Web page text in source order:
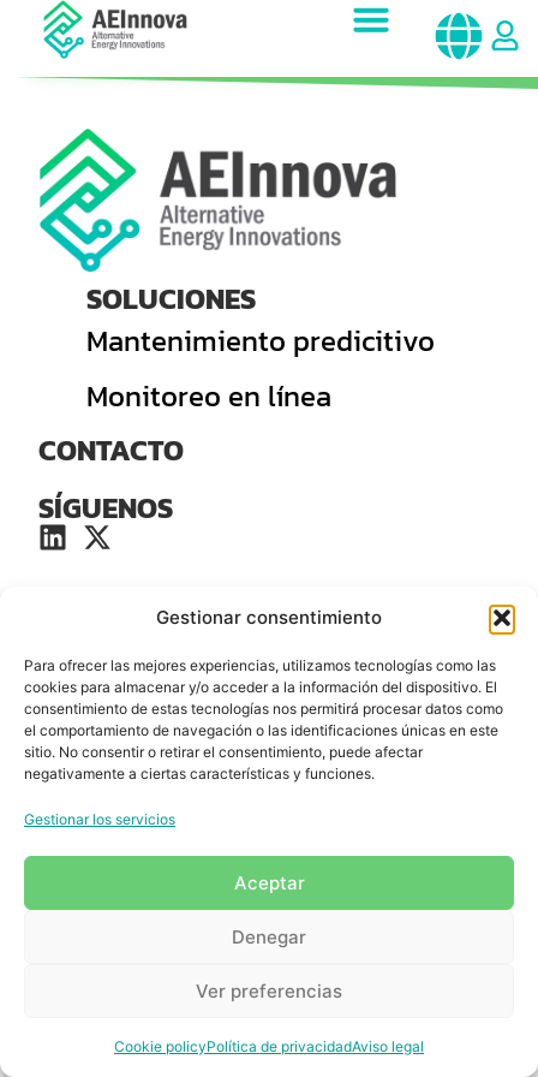
Gestionar consentimiento
Para ofrecer las mejores experiencias, utilizamos tecnologías como las
cookies para almacenar y/o acceder a la información del dispositivo. El
consentimiento de estas tecnologías nos permitirá procesar datos como
el comportamiento de navegación o las identificaciones únicas en este
sitio. No consentir o retirar el consentimiento, puede afectar
negativamente a ciertas características y funciones.
Gestionar los servicios
Aceptar
Denegar
Ver preferencias
Cookie policyPolítica de privacidadAviso legal
SOLUCIONES
Mantenimiento predicitivo
Monitoreo en línea
CONTACTO
SÍGUENOS
Politica de privacidadAviso legalPolitica de cookies
byBrain Up Grup